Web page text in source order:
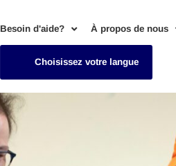
Besoin d'aide? À propos de nous
Choisissez votre langue